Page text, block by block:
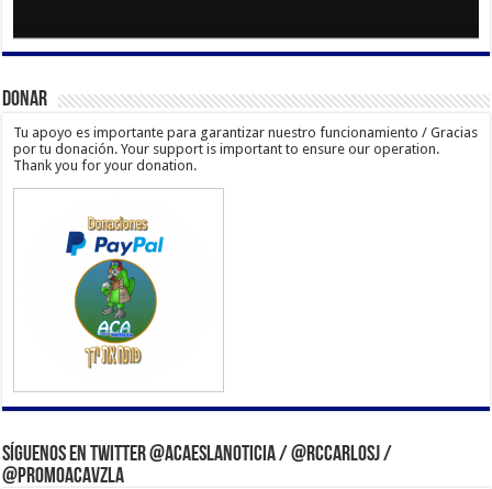
Donar
Tu apoyo es importante para garantizar nuestro funcionamiento / Gracias
por tu donación. Your support is important to ensure our operation.
Thank you for your donation.
Síguenos en Twitter @acaeslanoticia / @rccarlosj /
@PromoACAVzla